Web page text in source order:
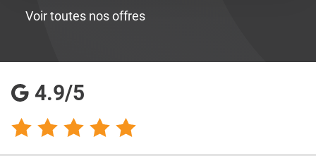
Voir toutes nos offres
4.9/5